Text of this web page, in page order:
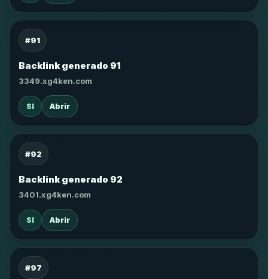
#91
Backlink generado 91
3349.xg4ken.com
SI Abrir
#92
Backlink generado 92
3401.xg4ken.com
SI Abrir
#97